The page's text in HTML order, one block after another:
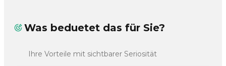
Was beduetet das für Sie?
Ihre Vorteile mit sichtbarer Seriosität